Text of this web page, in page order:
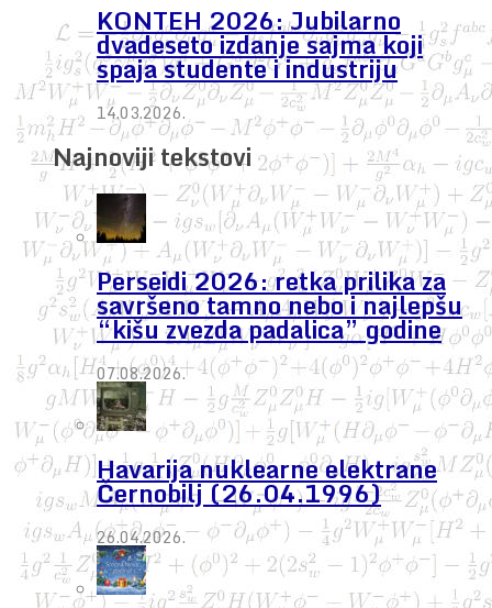
KONTEH 2026: Jubilarno
dvadeseto izdanje sajma koji
spaja studente i industriju
14.03.2026.
Najnoviji tekstovi
Perseidi 2026: retka prilika za
savršeno tamno nebo i najlepšu
“kišu zvezda padalica” godine
07.08.2026.
Havarija nuklearne elektrane
Černobilj (26.04.1996)
26.04.2026.